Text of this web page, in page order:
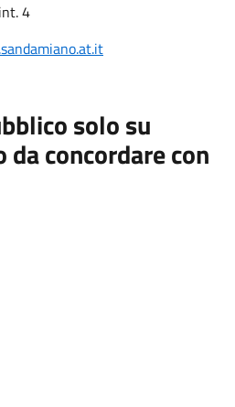
4
solo su
concordare con